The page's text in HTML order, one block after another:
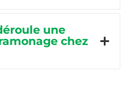
une
chez